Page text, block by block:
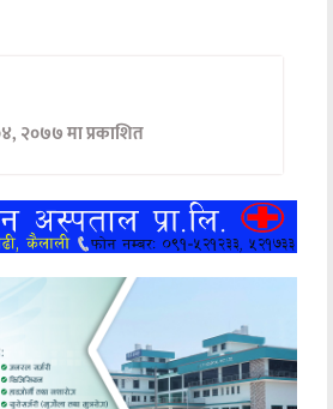
२०७७ मा प्रकाशित